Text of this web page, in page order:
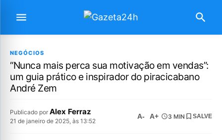
NEGÓCIOS
“Nunca mais perca sua motivação em vendas”:
um guia prático e inspirador do piracicabano
André Zem
Publicado por Alex Ferraz
21 de janeiro de 2025, às 13:52
A- A+ 3 MIN SALVE